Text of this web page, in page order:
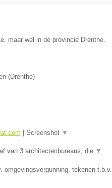
maar wel in de provincie Drenthe.
(Drenthe)
Screenshot ▼
van 3 architectenbureaus, die ▼
omgevingsvergunning, tekenen t.b.v.